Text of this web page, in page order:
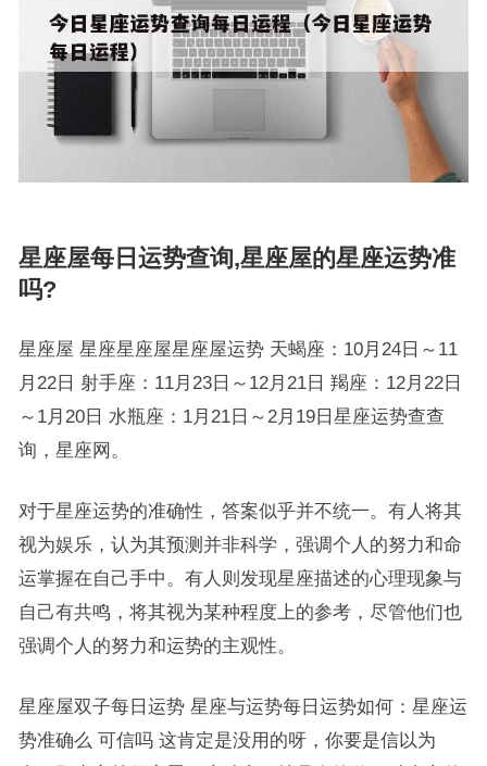
星座屋每日运势查询,星座屋的星座运势准
吗?
星座屋 星座星座屋星座屋运势 天蝎座：10月24日～11
月22日 射手座：11月23日～12月21日 羯座：12月22日
～1月20日 水瓶座：1月21日～2月19日星座运势查查
询，星座网。
对于星座运势的准确性，答案似乎并不统一。有人将其
视为娱乐，认为其预测并非科学，强调个人的努力和命
运掌握在自己手中。有人则发现星座描述的心理现象与
自己有共鸣，将其视为某种程度上的参考，尽管他们也
强调个人的努力和运势的主观性。
星座屋双子每日运势 星座与运势每日运势如何：星座运
势准确么 可信吗 这肯定是没用的呀，你要是信以为